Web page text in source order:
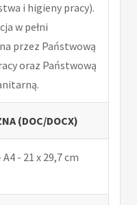
i higieny pracy).
w pełni
przez Państwową
oraz Państwową
(DOC/DOCX)
A4 - 21 x 29,7 cm